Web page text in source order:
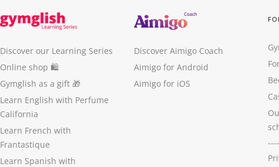
Discover our Learning Series
Online shop 🛍
Gymglish as a gift 🎁
Learn English with Perfume
California
Learn French with
Frantastique
Learn Spanish with
Discover Aimigo Coach
Aimigo for Android
Aimigo for iOS
----